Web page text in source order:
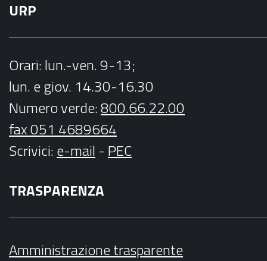
URP
Orari: lun.-ven. 9-13;
lun. e giov. 14.30-16.30
Numero verde:800.66.22.00
fax 051 4689664
Scrivici:e-mail - PEC
TRASPARENZA
Amministrazione trasparente